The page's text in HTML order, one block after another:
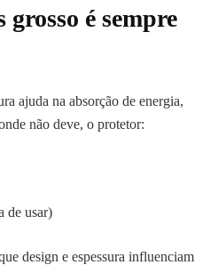
é sempre
ajuda na absorção de energia,
não deve, o protetor:
de usar)
design e espessura influenciam